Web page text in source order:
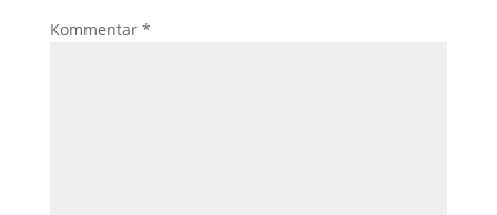
Kommentar *